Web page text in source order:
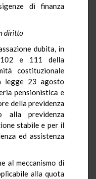
di finanza
diritto
dubita, in
e 111 della
costituzionale
legge 23 agosto
pensionistica e
della previdenza
alla previdenza
stabile e per il
ed assistenza
al meccanismo di
alla quota